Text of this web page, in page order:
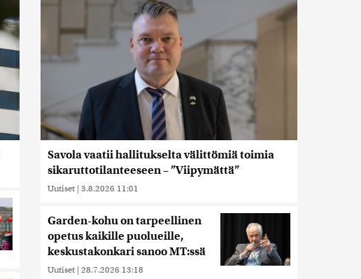
Savola vaatii hallitukselta välittömiä toimia
sikaruttotilanteeseen – ”Viipymättä”
Uutiset | 3.8.2026 11:01
Garden-kohu on tarpeellinen
opetus kaikille puolueille,
keskustakonkari sanoo MT:ssä
Uutiset | 28.7.2026 13:18